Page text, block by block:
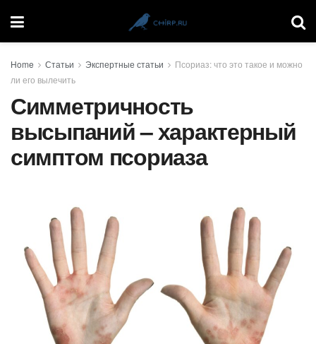
Home Статьи Экспертные статьи
Псориаз: что это такое и можно
ли его вылечить
Симметричность
высыпаний – характерный
симптом псориаза